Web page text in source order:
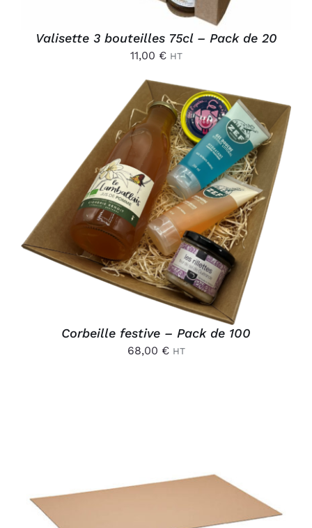
Valisette 3 bouteilles 75cl – Pack de 20
11,00 € HT
AJOUTER AU PANIER
/
DÉTAILS
Corbeille festive – Pack de 100
68,00 € HT
DÉTAILS